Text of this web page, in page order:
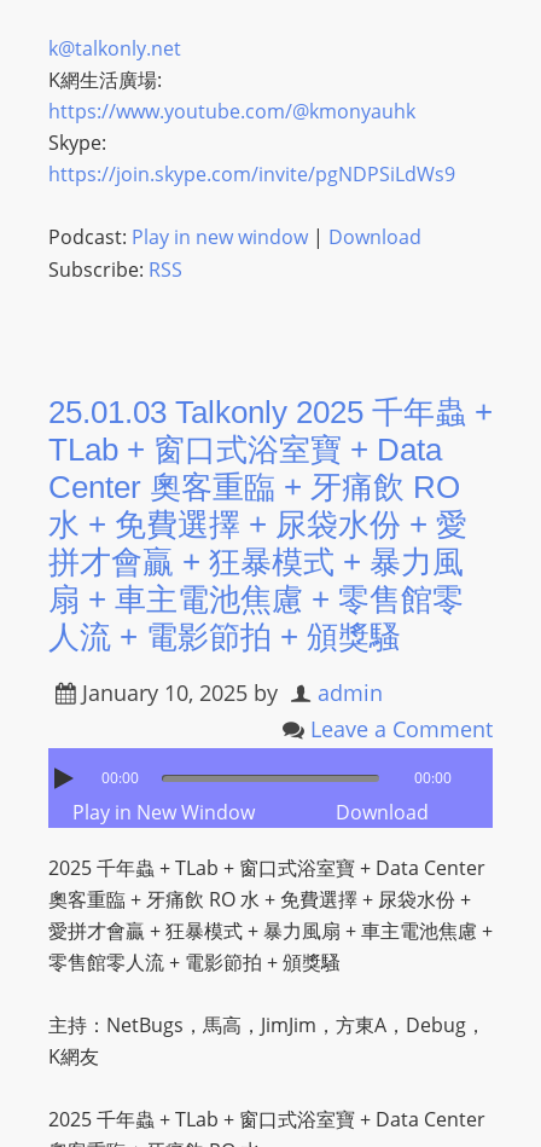
k@talkonly.net
K網生活廣場:
https://www.youtube.com/@kmonyauhk
Skype:
https://join.skype.com/invite/pgNDPSiLdWs9
Podcast: Play in new window| Download
Subscribe: RSS
25.01.03 Talkonly 2025 千年蟲 +
TLab + 窗口式浴室寶 + Data
Center 奧客重臨 + 牙痛飲 RO
水 + 免費選擇 + 尿袋水份 + 愛
拼才會贏 + 狂暴模式 + 暴力風
扇 + 車主電池焦慮 + 零售館零
人流 + 電影節拍 + 頒獎騷
January 10, 2025 by
admin
Leave a Comment
00:00 00:00
Play in New Window Download
2025 千年蟲 + TLab + 窗口式浴室寶 + Data Center
奧客重臨 + 牙痛飲 RO 水 + 免費選擇 + 尿袋水份 +
愛拼才會贏 + 狂暴模式 + 暴力風扇 + 車主電池焦慮 +
零售館零人流 + 電影節拍 + 頒獎騷
主持：NetBugs，馬高，JimJim，方東A，Debug，
K網友
2025 千年蟲 + TLab + 窗口式浴室寶 + Data Center